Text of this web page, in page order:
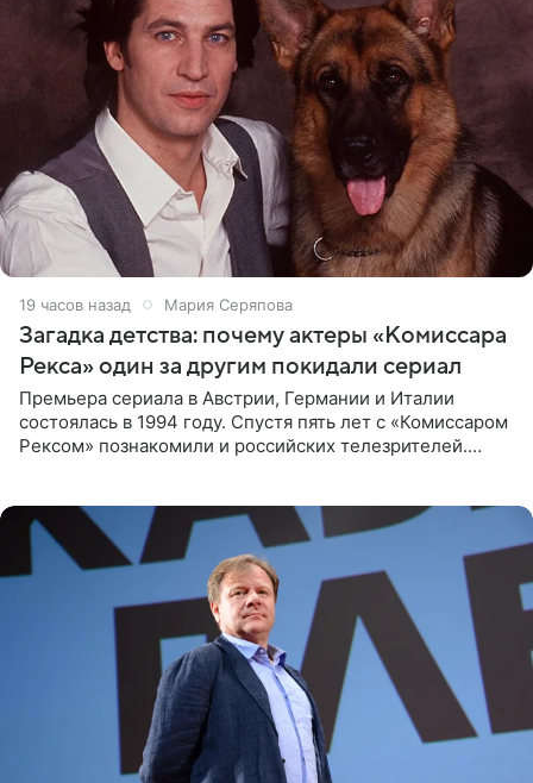
19 часов назад Мария Серяпова
Загадка детства: почему актеры «Комиссара
Рекса» один за другим покидали сериал
Премьера сериала в Австрии, Германии и Италии
состоялась в 1994 году. Спустя пять лет с «Комиссаром
Рексом» познакомили и российских телезрителей.